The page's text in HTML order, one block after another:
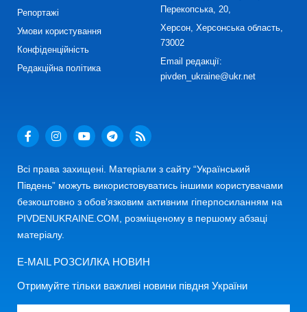
Репортажі
Умови користування
Конфіденційність
Редакційна політика
Перекопська, 20,
Херсон, Херсонська область,
73002
Email редакції:
pivden_ukraine@ukr.net
Всі права захищені. Матеріали з сайту “Український
Південь” можуть використовуватись іншими користувачами
безкоштовно з обов’язковим активним гіперпосиланням на
PIVDENUKRAINE.COM, розміщеному в першому абзаці
матеріалу.
E-MAIL РОЗСИЛКА НОВИН
Отримуйте тільки важливі новини півдня України